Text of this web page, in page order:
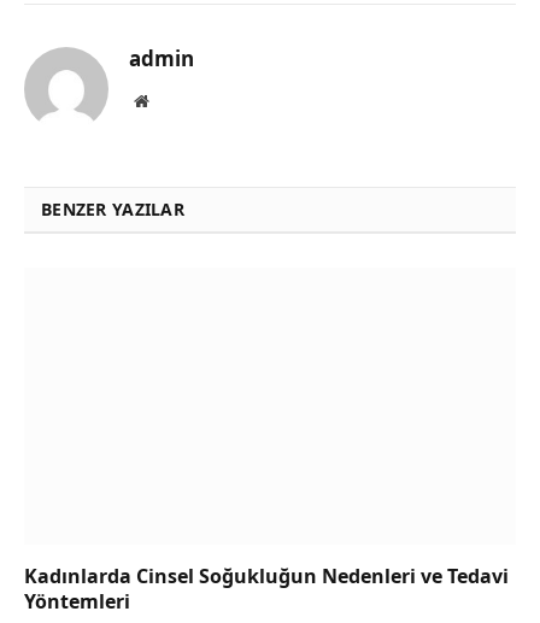
admin
Website
BENZER YAZILAR
Kadınlarda Cinsel Soğukluğun Nedenleri ve Tedavi
Yöntemleri